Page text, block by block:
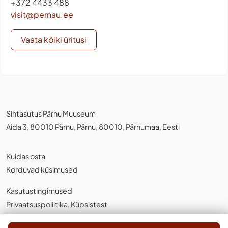
+372 4433 488
visit@pernau.ee
Vaata kõiki üritusi
Sihtasutus Pärnu Muuseum
Aida 3, 80010 Pärnu, Pärnu, 80010, Pärnumaa, Eesti
Kuidas osta
Korduvad küsimused
Kasutustingimused
Privaatsuspoliitika, Küpsistest